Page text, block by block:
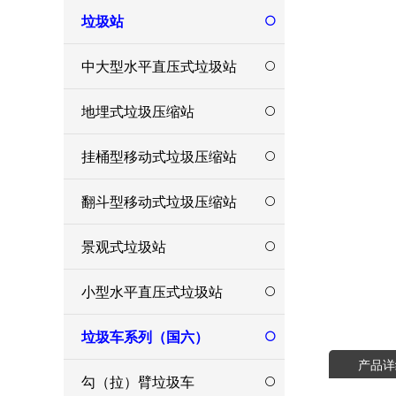
垃圾站
中大型水平直压式垃圾站
地埋式垃圾压缩站
挂桶型移动式垃圾压缩站
翻斗型移动式垃圾压缩站
景观式垃圾站
小型水平直压式垃圾站
垃圾车系列（国六）
勾（拉）臂垃圾车
产品